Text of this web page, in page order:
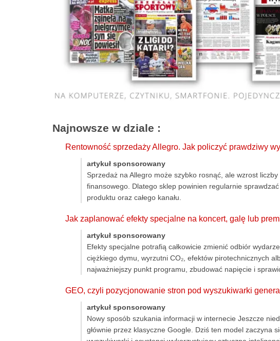
Najnowsze w dziale :
Rentowność sprzedaży Allegro. Jak policzyć prawdziwy
artykuł sponsorowany
Sprzedaż na Allegro może szybko rosnąć, ale wzrost
finansowego. Dlatego sklep powinien regularnie
produktu oraz całego kanału.
Jak zaplanować efekty specjalne na koncert, galę lub
artykuł sponsorowany
Efekty specjalne potrafią całkowicie zmienić odbiór
ciężkiego dymu, wyrzutni CO₂, efektów pirotechnicznych
najważniejszy punkt programu, zbudować napięcie i
GEO, czyli pozycjonowanie stron pod wyszukiwarki
artykuł sponsorowany
Nowy sposób szukania informacji w internecie Jeszcze
głównie przez klasyczne Google. Dziś ten model zaczyna